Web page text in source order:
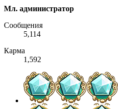
Мл. администратор
Сообщения
5,114
Карма
1,592